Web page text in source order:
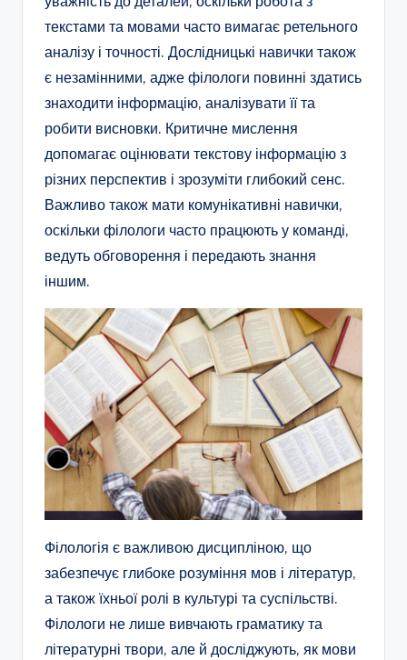
текстами та мовами часто вимагає ретельного
аналізу і точності. Дослідницькі навички також
є незамінними, адже філологи повинні здатись
знаходити інформацію, аналізувати її та
робити висновки. Критичне мислення
допомагає оцінювати текстову інформацію з
різних перспектив і зрозуміти глибокий сенс.
Важливо також мати комунікативні навички,
оскільки філологи часто працюють у команді,
ведуть обговорення і передають знання
іншим.
Філологія є важливою дисципліною, що
забезпечує глибоке розуміння мов і літератур,
а також їхньої ролі в культурі та суспільстві.
Філологи не лише вивчають граматику та
літературні твори, але й досліджують, як мови